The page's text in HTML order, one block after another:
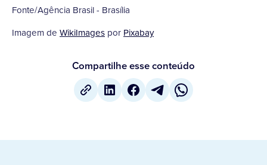
Fonte/Agência Brasil - Brasília
Imagem de WikiImages por Pixabay
Compartilhe esse conteúdo